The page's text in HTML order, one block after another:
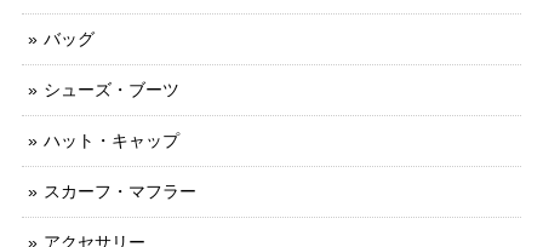
バッグ
シューズ・ブーツ
ハット・キャップ
スカーフ・マフラー
アクセサリー